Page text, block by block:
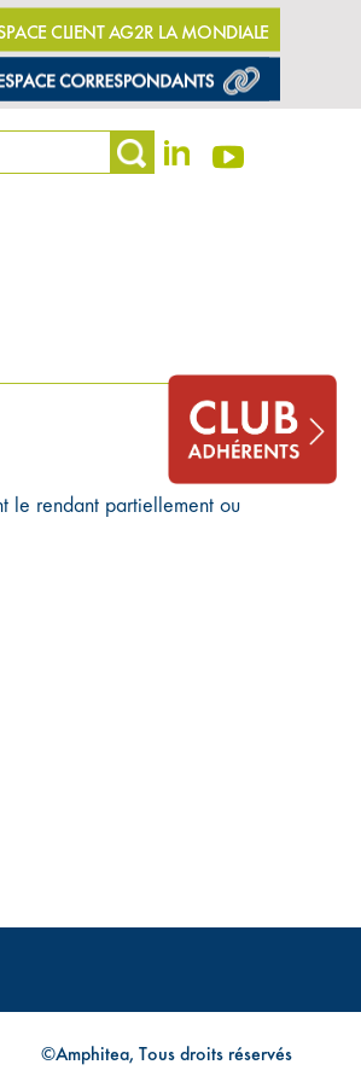
CLIENT AG2R LA MONDIALE
le rendant partiellement ou
©Amphitea, Tous droits réservés